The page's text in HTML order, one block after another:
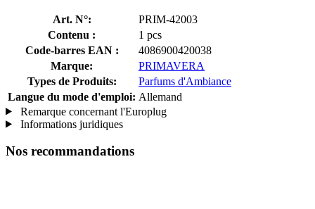
Art. N°:
PRIM-42003
Contenu :
1 pcs
Code-barres EAN :
4086900420038
Marque:
PRIMAVERA
Types de Produits:
Parfums d'Ambiance
Langue du mode d'emploi: Allemand
Remarque concernant l'Europlug
Informations juridiques
Nos recommandations